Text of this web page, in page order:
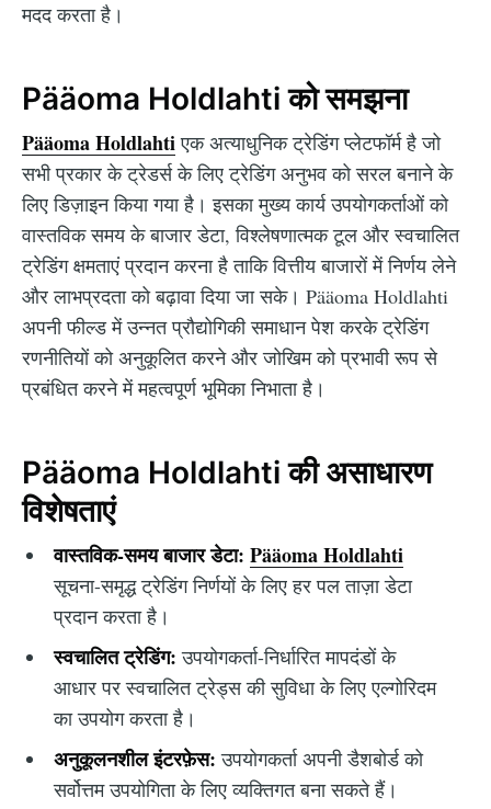
मदद करता है।
Pääoma Holdlahti को समझना
Pääoma Holdlahtiएक अत्याधुनिक ट्रेडिंग प्लेटफॉर्म है जो
सभी प्रकार के ट्रेडर्स के लिए ट्रेडिंग अनुभव को सरल बनाने के
लिए डिज़ाइन किया गया है। इसका मुख्य कार्य उपयोगकर्ताओं को
वास्तविक समय के बाजार डेटा, विश्लेषणात्मक टूल और स्वचालित
ट्रेडिंग क्षमताएं प्रदान करना है ताकि वित्तीय बाजारों में निर्णय लेने
और लाभप्रदता को बढ़ावा दिया जा सके। Pääoma Holdlahti
अपनी फील्ड में उन्नत प्रौद्योगिकी समाधान पेश करके ट्रेडिंग
रणनीतियों को अनुकूलित करने और जोखिम को प्रभावी रूप से
प्रबंधित करने में महत्वपूर्ण भूमिका निभाता है।
Pääoma Holdlahti की असाधारण
विशेषताएं
वास्तविक-समय बाजार डेटा: Pääoma Holdlahti
सूचना-समृद्ध ट्रेडिंग निर्णयों के लिए हर पल ताज़ा डेटा
प्रदान करता है।
स्वचालित ट्रेडिंग: उपयोगकर्ता-निर्धारित मापदंडों के
आधार पर स्वचालित ट्रेड्स की सुविधा के लिए एल्गोरिदम
का उपयोग करता है।
अनुकूलनशील इंटरफ़ेस: उपयोगकर्ता अपनी डैशबोर्ड को
सर्वोत्तम उपयोगिता के लिए व्यक्तिगत बना सकते हैं।